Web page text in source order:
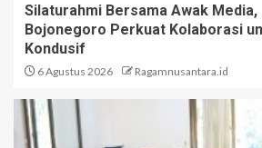
Silaturahmi Bersama Awak Media,
Bojonegoro Perkuat Kolaborasi
Kondusif
6 Agustus 2026 Ragamnusantara.id